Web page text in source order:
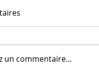
un commentaire...